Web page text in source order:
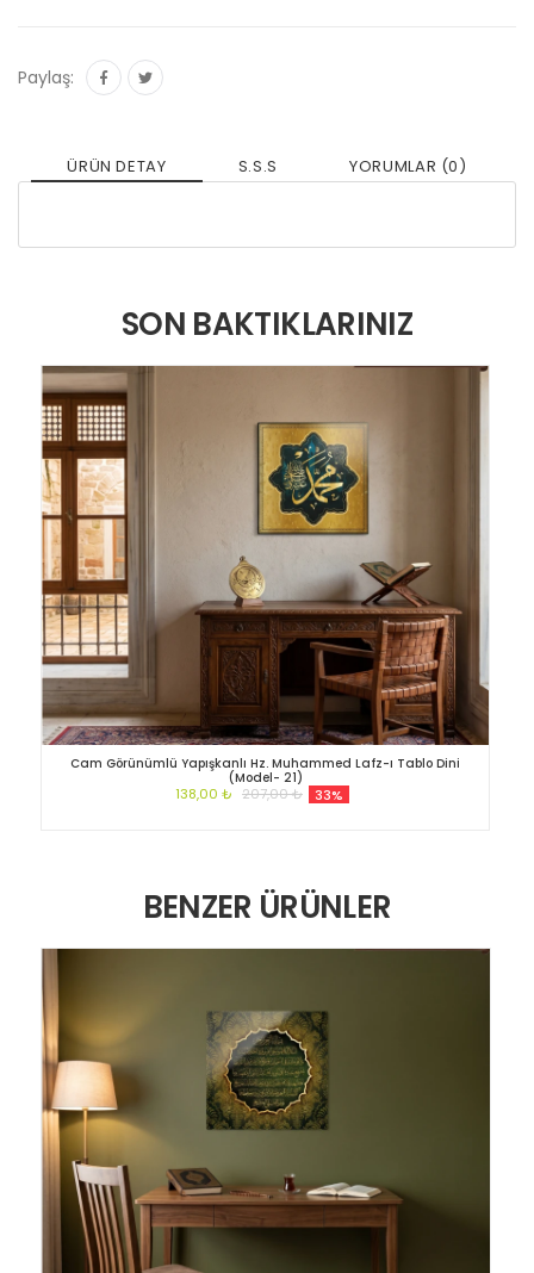
Paylaş:
ÜRÜN DETAY S.S.S YORUMLAR (0)
SON BAKTIKLARINIZ
Cam Görünümlü Yapışkanlı Hz. Muhammed Lafz-ı Tablo Dini
(Model- 21)
138,00 ₺ 207,00 ₺ 33%
BENZER ÜRÜNLER